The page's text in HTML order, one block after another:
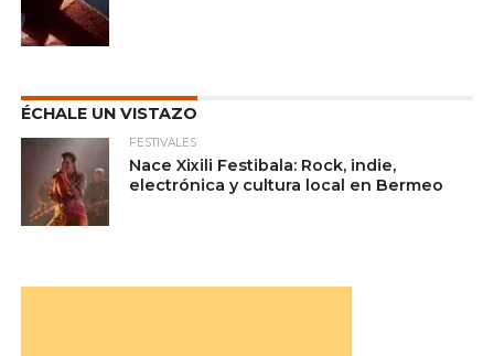
ÉCHALE UN VISTAZO
FESTIVALES
Nace Xixili Festibala: Rock, indie,
electrónica y cultura local en Bermeo